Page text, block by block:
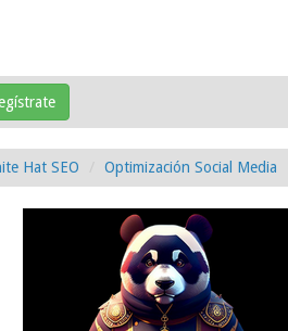
Hat SEO Optimización Social Media